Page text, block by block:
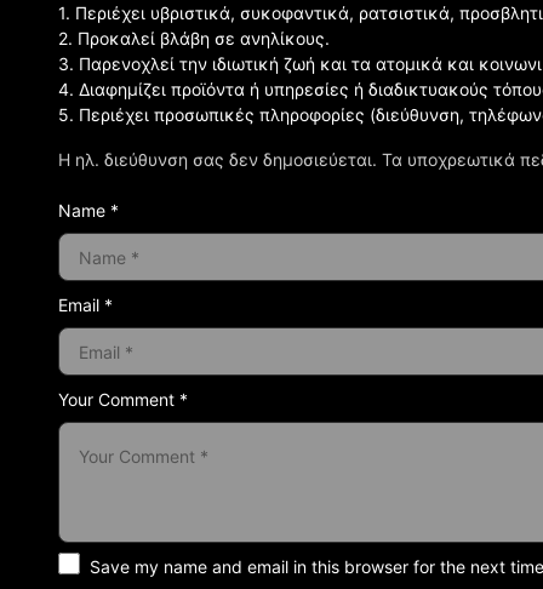
Η ηλ. διεύθυνση σας δεν δημοσιεύεται. Τα υποχρεωτικά
Your Comment *
1. Περιέχει υβριστικά, συκοφαντικά, ρατσιστικά,
2. Προκαλεί βλάβη σε ανηλίκους.
3. Παρενοχλεί την ιδιωτική ζωή και τα ατομικά και
4. Διαφημίζει προϊόντα ή υπηρεσίες ή διαδικτυακούς
5. Περιέχει προσωπικές πληροφορίες (διεύθυνση,
Name *
Email *
Save my name and email in this browser for the next